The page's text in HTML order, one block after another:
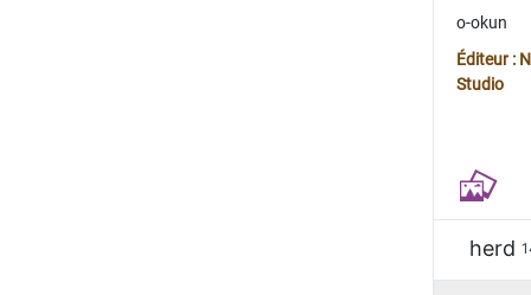
o-okun
Éditeur :
Studio
herd